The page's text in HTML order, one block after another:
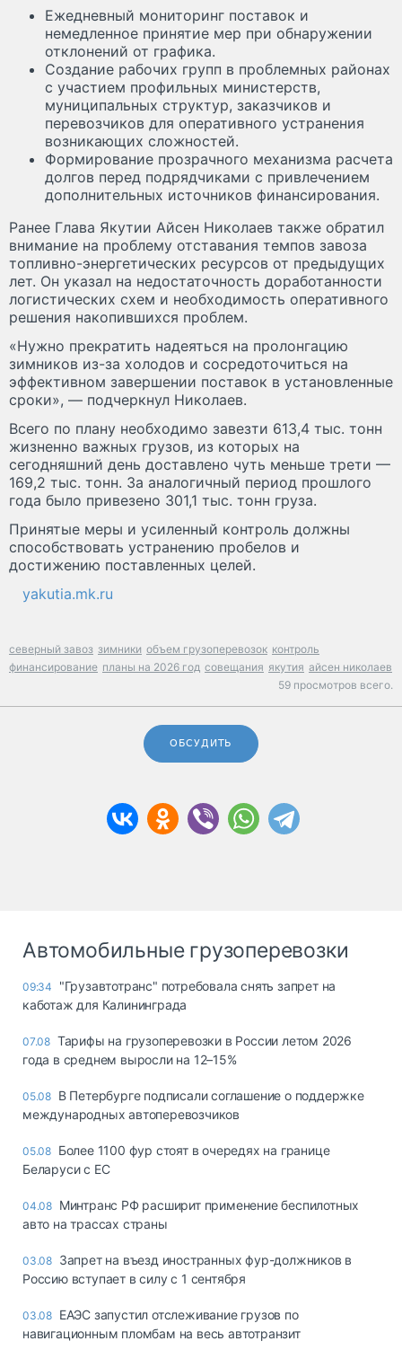
Ежедневный мониторинг поставок и
немедленное принятие мер при обнаружении
отклонений от графика.
Создание рабочих групп в проблемных районах
с участием профильных министерств,
муниципальных структур, заказчиков и
перевозчиков для оперативного устранения
возникающих сложностей.
Формирование прозрачного механизма расчета
долгов перед подрядчиками с привлечением
дополнительных источников финансирования.
Ранее Глава Якутии Айсен Николаев также обратил
внимание на проблему отставания темпов завоза
топливно-энергетических ресурсов от предыдущих
лет. Он указал на недостаточность доработанности
логистических схем и необходимость оперативного
решения накопившихся проблем.
«Нужно прекратить надеяться на пролонгацию
зимников из-за холодов и сосредоточиться на
эффективном завершении поставок в установленные
сроки», — подчеркнул Николаев.
Всего по плану необходимо завезти 613,4 тыс. тонн
жизненно важных грузов, из которых на
сегодняшний день доставлено чуть меньше трети —
169,2 тыс. тонн. За аналогичный период прошлого
года было привезено 301,1 тыс. тонн груза.
Принятые меры и усиленный контроль должны
способствовать устранению пробелов и
достижению поставленных целей.
yakutia.mk.ru
северный завоз зимники объем грузоперевозок контроль
финансирование планы на 2026 год совещания якутия айсен николаев
59 просмотров всего.
ОБСУДИТЬ
Автомобильные грузоперевозки
09:34
"Грузавтотранс" потребовала снять запрет на
каботаж для Калининграда
07.08 Тарифы на грузоперевозки в России летом 2026
года в среднем выросли на 12–15%
05.08 В Петербурге подписали соглашение о поддержке
международных автоперевозчиков
05.08 Более 1100 фур стоят в очередях на границе
Беларуси с ЕС
04.08 Минтранс РФ расширит применение беспилотных
авто на трассах страны
03.08 Запрет на въезд иностранных фур-должников в
Россию вступает в силу с 1 сентября
03.08 ЕАЭС запустил отслеживание грузов по
навигационным пломбам на весь автотранзит